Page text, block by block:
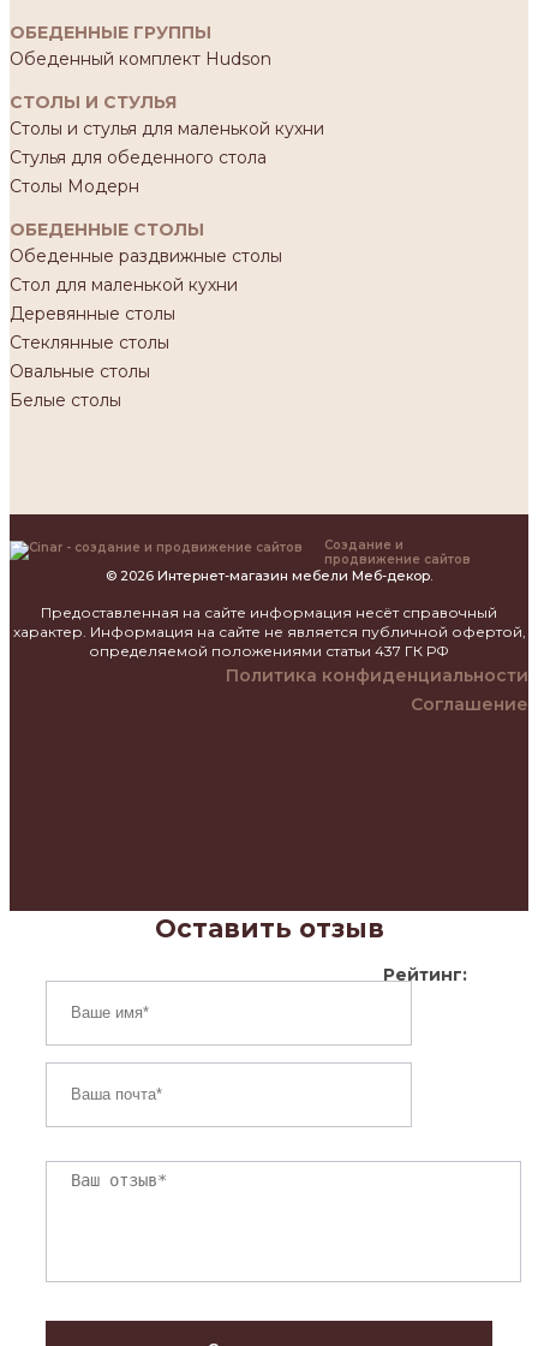
ОБЕДЕННЫЕ ГРУППЫ
Обеденный комплект Hudson
СТОЛЫ И СТУЛЬЯ
Столы и стулья для маленькой кухни
Стулья для обеденного стола
Столы Модерн
ОБЕДЕННЫЕ СТОЛЫ
Обеденные раздвижные столы
Стол для маленькой кухни
Деревянные столы
Стеклянные столы
Овальные столы
Белые столы
Создание и
продвижение сайтов
© 2026 Интернет-магазин мебели Меб-декор.
Предоставленная на сайте информация несёт справочный
характер. Информация на сайте не является публичной офертой,
определяемой положениями статьи 437 ГК РФ
Политика конфиденциальности
Соглашение
Оставить отзыв
Рейтинг: